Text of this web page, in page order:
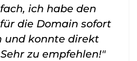
ich habe den
die Domain sofort
und konnte direkt
zu empfehlen!"